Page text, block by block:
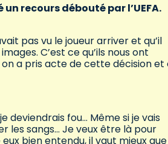
recours débouté par l’UEFA.
pas vu le joueur arriver et qu’il
C’est ce qu’ils nous ont
a pris acte de cette décision et
deviendrais fou… Même si je vais
les sangs… Je veux être là pour
bien entendu, il vaut mieux